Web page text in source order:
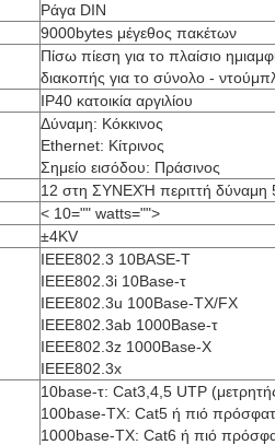
Ράγα DIN
9000bytes μέγεθος πακέτων
Πίσω πίεση για το πλαίσιο
διακοπής για το σύνολο -
IP40 κατοικία αργιλίου
Δύναμη: Κόκκινος
Ethernet: Κίτρινος
Σημείο εισόδου: Πράσινος
12 στη ΣΥΝΕΧΉ περιττή δύναμη
< 10="" watts="">
±4KV
IEEE802.3 10BASE-Τ
IEEE802.3i 10Base-τ
IEEE802.3u 100Base-TX/FX
IEEE802.3ab 1000Base-τ
IEEE802.3z 1000Base-Χ
IEEE802.3x
10base-τ: Cat3,4,5 UTP
100base-TX: Cat5 ή πιό
1000base-TX: Cat6 ή πιό